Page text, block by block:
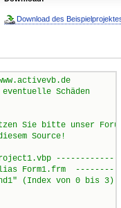
Download des